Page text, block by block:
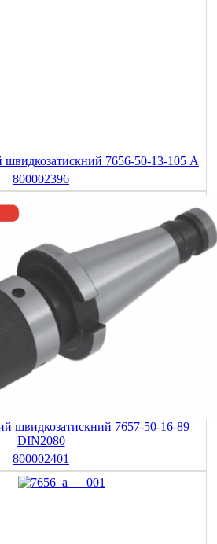
7656-50-13-105 A
800002396
швидкозатискний 7657-50-16-89
DIN2080
800002401